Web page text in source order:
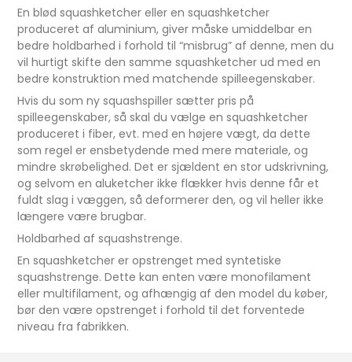
En blød squashketcher eller en squashketcher
produceret af aluminium, giver måske umiddelbar en
bedre holdbarhed i forhold til “misbrug” af denne, men du
vil hurtigt skifte den samme squashketcher ud med en
bedre konstruktion med matchende spilleegenskaber.
Hvis du som ny squashspiller sætter pris på
spilleegenskaber, så skal du vælge en squashketcher
produceret i fiber, evt. med en højere vægt, da dette
som regel er ensbetydende med mere materiale, og
mindre skrøbelighed. Det er sjældent en stor udskrivning,
og selvom en aluketcher ikke flækker hvis denne får et
fuldt slag i væggen, så deformerer den, og vil heller ikke
længere være brugbar.
Holdbarhed af squashstrenge.
En squashketcher er opstrenget med syntetiske
squashstrenge. Dette kan enten være monofilament
eller multifilament, og afhængig af den model du køber,
bør den være opstrenget i forhold til det forventede
niveau fra fabrikken.